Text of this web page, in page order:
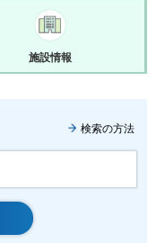
施設情報
検索の方法